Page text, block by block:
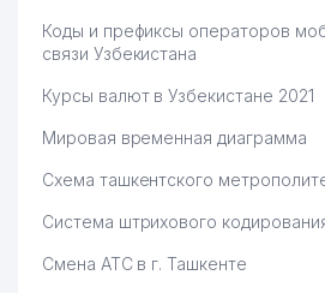
Коды и префиксы операторов
связи Узбекистана
Курсы валют в Узбекистане 2021
Мировая временная диаграмма
Схема ташкентского
Система штрихового
Смена АТС в г. Ташкенте